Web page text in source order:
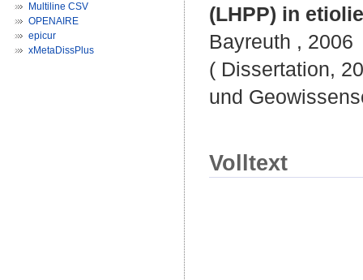
Multiline CSV
OPENAIRE
epicur
xMetaDissPlus
(LHPP) in
Bayreuth , 2006
( Dissertation,
und
Volltext